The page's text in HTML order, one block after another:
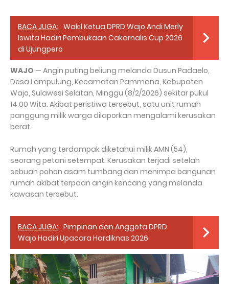
BACA JUGA: Wakil Ketua DPRD Wajo Andi Merly
Iswita Hadiri Pembukaan Cakarnalis Cup 2026
di Ujungpero
WAJO — Angin puting beliung melanda Dusun Padaelo,
Desa Lampulung, Kecamatan Pammana, Kabupaten
Wajo, Sulawesi Selatan, Minggu (8/2/2026) sekitar pukul
14.00 Wita. Akibat peristiwa tersebut, satu unit rumah
panggung milik warga dilaporkan mengalami kerusakan
berat.
Rumah yang terdampak diketahui milik AMN (54),
seorang petani setempat. Kerusakan terjadi setelah
sebuah pohon asam tumbang dan menimpa bangunan
rumah akibat terpaan angin kencang yang melanda
kawasan tersebut.
BACA JUGA: Pimpinan dan Anggota DPRD
Wajo Hadiri Upacara Hardiknas 2026